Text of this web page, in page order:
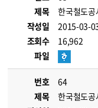
제목
한국철도
작성일
2015-03-
조회수
16,962
파일
번호
64
제목
한국철도